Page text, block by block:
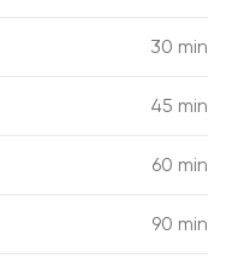
30 min
45 min
60 min
90 min